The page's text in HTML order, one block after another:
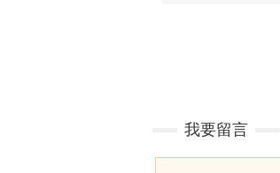
我要留言